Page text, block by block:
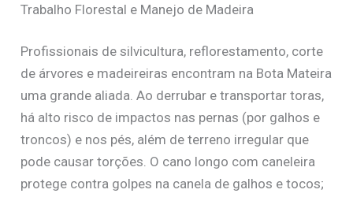
Trabalho Florestal e Manejo de Madeira
Profissionais de silvicultura, reflorestamento, corte
de árvores e madeireiras encontram na Bota Mateira
uma grande aliada. Ao derrubar e transportar toras,
há alto risco de impactos nas pernas (por galhos e
troncos) e nos pés, além de terreno irregular que
pode causar torções. O cano longo com caneleira
protege contra golpes na canela de galhos e tocos;